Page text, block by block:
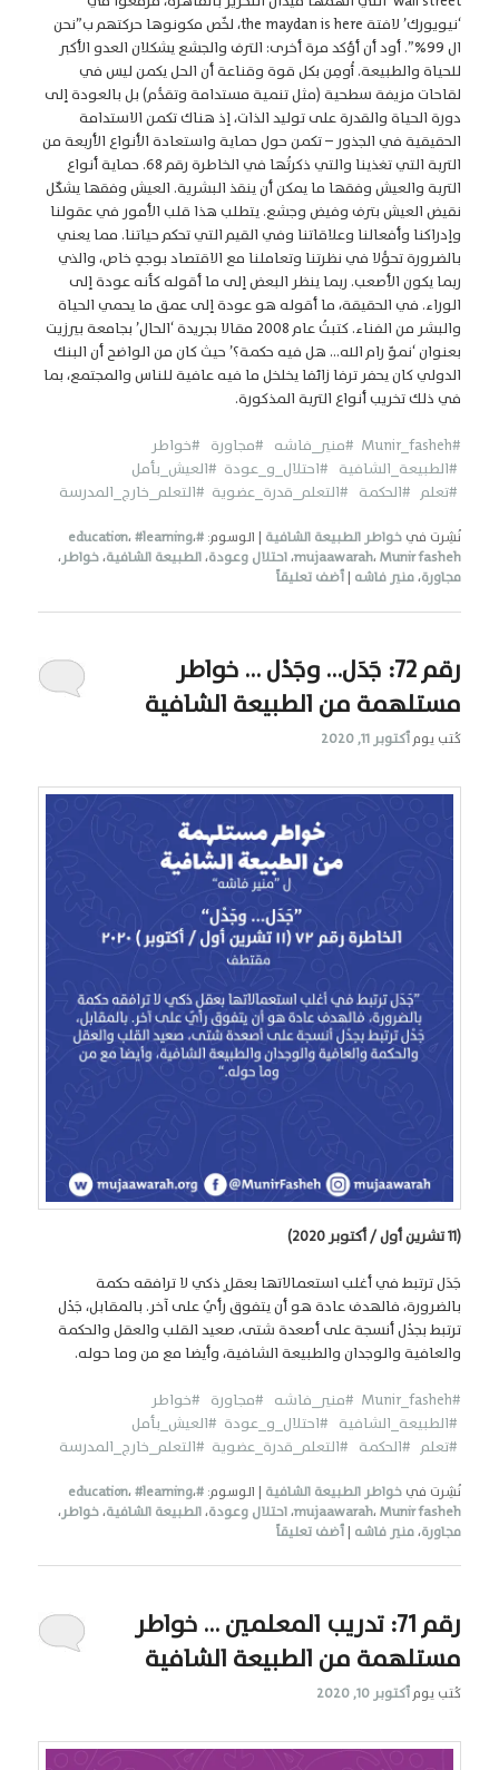
‘نيويورك’ لافتة the maydan is here، لخّص مكونوها حركتهم ب”نحن
ال 99%”. أود أن أؤكد مرة أخرى: الترف والجشع يشكلان العدو الأكبر
للحياة والطبيعة. أُومِن بكل قوة وقناعة أن الحل يكمن ليس في
لقاحات مزيفة سطحية (مثل تنمية مستدامة وتقدُّم) بل بالعودة إلى
دورة الحياة والقدرة على توليد الذات، إذ هناك تكمن الاستدامة
الحقيقية في الجذور – تكمن حول حماية واستعادة الأنواع الأربعة من
التربة التي تغذينا والتي ذكرتُها في الخاطرة رقم 68. حماية أنواع
التربة والعيش وفقها ما يمكن أن ينقذ البشرية. العيش وفقها يشكّل
نقيض العيش بترف وفيض وجشع. يتطلب هذا قلب الأمور في عقولنا
وإدراكنا وأفعالنا وعلاقاتنا وفي القيم التي تحكم حياتنا. مما يعني
بالضرورة تحوُّلا في نظرتنا وتعاملنا مع الاقتصاد بوجهٍ خاص، والذي
ربما يكون الأصعب. ربما ينظر البعض إلى ما أقوله كأنه عودة إلى
الوراء. في الحقيقة، ما أقوله هو عودة إلى عمق ما يحمي الحياة
والبشر من الفناء. كتبتُ عام 2008 مقالا بجريدة ‘الحال’ بجامعة بيرزيت
بعنوان ‘نموّ رام الله… هل فيه حكمة؟’ حيث كان من الواضح أن البنك
الدولي كان يحفر ترفا زائفا يخلخل ما فيه عافية للناس والمجتمع، بما
في ذلك تخريب أنواع التربة المذكورة.
#Munir_fasheh #منير_فاشه #مجاورة
#خواطر
#الطبيعة_الشافية #احتلال_و_عودة #العيش_بأمل
#تعلم
#الحكمة #التعلم_قدرة_عضوية #التعلم_خارج_المدرسة
نُشِرت في خواطر الطبيعة الشافية | الوسوم: #education ،#learning،
mujaawarah،Munir fasheh ،احتلال وعودة،الطبيعة الشافية،خواطر،
مجاورة،منير فاشه |أضف تعليقاً
رقم 72: جَدَل… وجَدْل … خواطر
مستلهمة من الطبيعة الشافية
كُتب يومأكتوبر 11, 2020
(11 تشرين أول / أكتوبر 2020)
جَدَل ترتبط في أغلب استعمالاتها بعقلٍ ذكي لا ترافقه حكمة
بالضرورة، فالهدف عادة هو أن يتفوق رأيٌ على آخر. بالمقابل، جَدْل
ترتبط بجدْل أنسجة على أصعدة شتى، صعيد القلب والعقل والحكمة
والعافية والوجدان والطبيعة الشافية، وأيضا مع من وما حوله.
#Munir_fasheh #منير_فاشه #مجاورة
#خواطر
#الطبيعة_الشافية #احتلال_و_عودة #العيش_بأمل
#تعلم
#الحكمة #التعلم_قدرة_عضوية #التعلم_خارج_المدرسة
نُشِرت في خواطر الطبيعة الشافية | الوسوم: #education ،#learning،
mujaawarah،Munir fasheh ،احتلال وعودة،الطبيعة الشافية،خواطر،
مجاورة،منير فاشه |أضف تعليقاً
رقم 71: تدريب المعلمين … خواطر
مستلهمة من الطبيعة الشافية
كُتب يومأكتوبر 10, 2020